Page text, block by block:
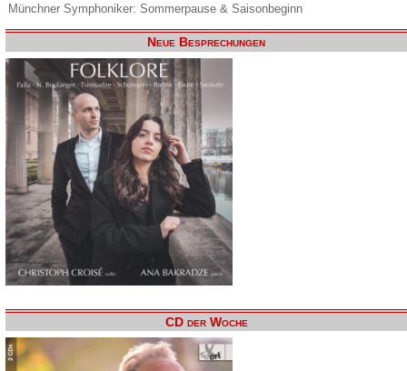
Münchner Symphoniker: Sommerpause & Saisonbeginn
Neue Besprechungen
CD der Woche